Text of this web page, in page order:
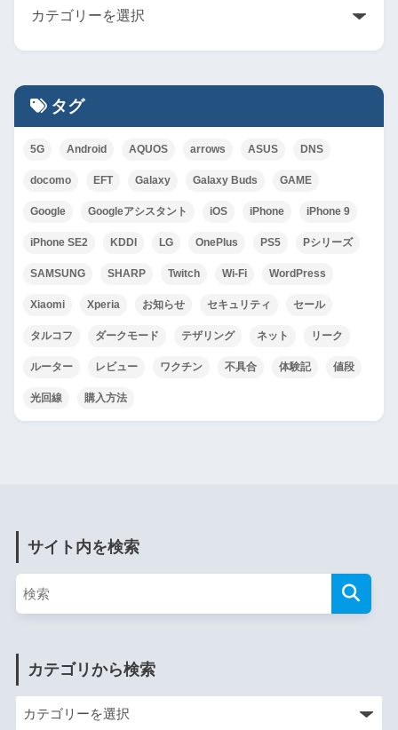
タグ
5G Android AQUOS arrows ASUS DNS
docomo EFT Galaxy Galaxy Buds GAME
Google Googleアシスタント iOS iPhone iPhone 9
iPhone SE2 KDDI LG OnePlus PS5 Pシリーズ
SAMSUNG SHARP Twitch Wi-Fi WordPress
Xiaomi Xperia お知らせ セキュリティ セール
タルコフ ダークモード テザリング ネット リーク
ルーター レビュー ワクチン 不具合 体験記 値段
光回線 購入方法
サイト内を検索
カテゴリから検索